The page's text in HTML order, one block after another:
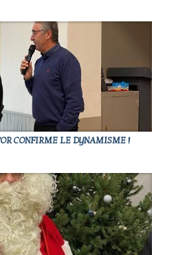
CONFIRME LE DYNAMISME !